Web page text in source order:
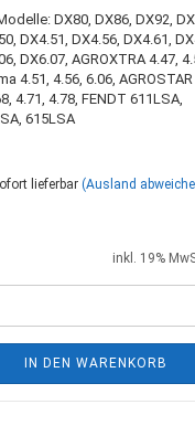
DX80, DX86, DX92,
DX4.51, DX4.56, DX4.61,
DX6.07, AGROXTRA 4.47,
4.51, 4.56, 6.06, AGROSTAR
4.71, 4.78, FENDT 611LSA,
615LSA
lieferbar (Ausland
inkl. 19%
IN DEN WARENKORB